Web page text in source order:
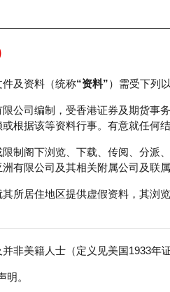
轮证市场统计 正股数据及市
及资料（统称“资料”）需受下列
公司编制，受香港证券及期货事
根据该等资料行事。有意就任何
制阁下浏览、下载、传阅、分派
有限公司及其相关附属公司及联
所居住地区提供虚假资料，其浏
非美籍人士（定义见美国1933年
。
HSI 恒生指数
五只牛熊证